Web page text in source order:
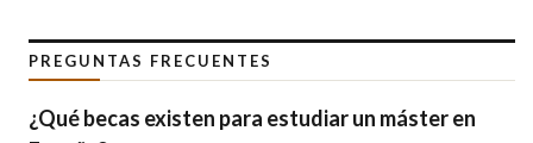
PREGUNTAS FRECUENTES
¿Qué becas existen para estudiar un máster en